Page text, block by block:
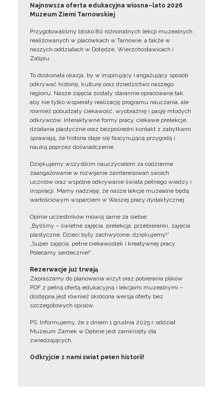
Najnowsza oferta edukacyjna wiosna–lato 2026
Muzeum Ziemi Tarnowskiej
Przygotowaliśmy blisko 80 różnorodnych lekcji muzealnych
realizowanych w placówkach w Tarnowie, a także w
naszych oddziałach w Dołędze, Wierzchosławicach i
Zalipiu.
To doskonała okazja, by w inspirujący i angażujący sposób
odkrywać historię, kulturę oraz dziedzictwo naszego
regionu. Nasze zajęcia zostały starannie opracowane tak,
aby nie tylko wspierały realizację programu nauczania, ale
również pobudzały ciekawość, wyobraźnię i pasję młodych
odkrywców. Interaktywne formy pracy, ciekawe prelekcje,
działania plastyczne oraz bezpośredni kontakt z zabytkami
sprawiają, że historia staje się fascynującą przygodą i
nauką poprzez doświadczenie.
Dziękujemy wszystkim nauczycielom za codzienne
zaangażowanie w rozwijanie zainteresowań swoich
uczniów oraz wspólne odkrywanie świata pełnego wiedzy i
inspiracji. Mamy nadzieję, że nasze lekcje muzealne będą
wartościowym wsparciem w Waszej pracy dydaktycznej.
Opinie uczestników mówią same za siebie:
„Byliśmy – świetne zajęcia, prelekcja, przebieranki, zajęcia
plastyczne. Dzieci były zachwycone, dziękujemy!”
„Super zajęcia, pełne ciekawostek i kreatywnej pracy.
Polecamy serdecznie!”
Rezerwacje już trwają
Zapraszamy do planowania wizyt oraz pobierania plików
PDF z pełną ofertą edukacyjną i lekcjami muzealnymi –
dostępna jest również skrócona wersja oferty bez
szczegółowych opisów.
PS. Informujemy, że z dniem 1 grudnia 2025 r. oddział
Muzeum Zamek w Dębnie jest zamknięty dla
zwiedzających.
Odkryjcie z nami świat pełen historii!